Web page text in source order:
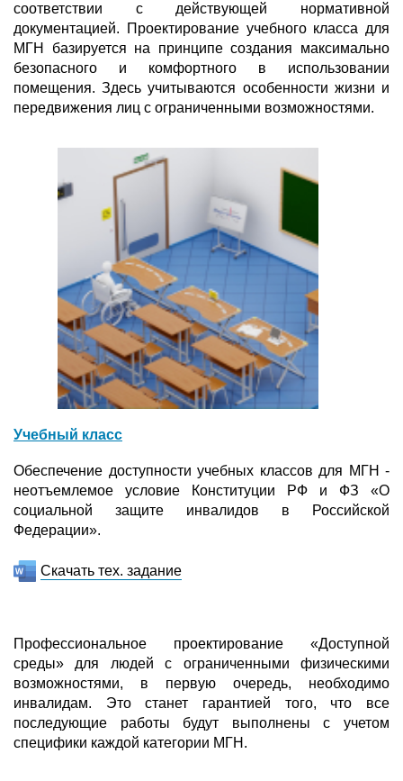
соответствии с действующей нормативной
документацией. Проектирование учебного класса для
МГН базируется на принципе создания максимально
безопасного и комфортного в использовании
помещения. Здесь учитываются особенности жизни и
передвижения лиц с ограниченными возможностями.
Учебный класс
Обеспечение доступности учебных классов для МГН -
неотъемлемое условие Конституции РФ и ФЗ «О
социальной защите инвалидов в Российской
Федерации».
Скачать тех. задание
Профессиональное проектирование «Доступной
среды» для людей с ограниченными физическими
возможностями, в первую очередь, необходимо
инвалидам. Это станет гарантией того, что все
последующие работы будут выполнены с учетом
специфики каждой категории МГН.